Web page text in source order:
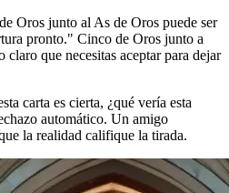
Oros junto al As de Oros puede ser
pronto." Cinco de Oros junto a
claro que necesitas aceptar para dejar
carta es cierta, ¿qué vería esta
automático. Un amigo
la realidad califique la tirada.